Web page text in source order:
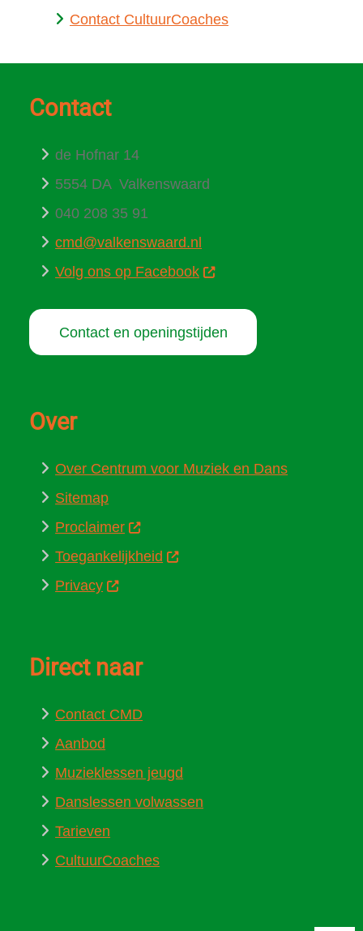
Contact CultuurCoaches
Contact
de Hofnar 14
5554 DA Valkenswaard
040 208 35 91
cmd@valkenswaard.nl
Volg ons op Facebook
Contact en openingstijden
Over
Over Centrum voor Muziek en Dans
Sitemap
Proclaimer
Toegankelijkheid
Privacy
Direct naar
Contact CMD
Aanbod
Muzieklessen jeugd
Danslessen volwassen
Tarieven
CultuurCoaches